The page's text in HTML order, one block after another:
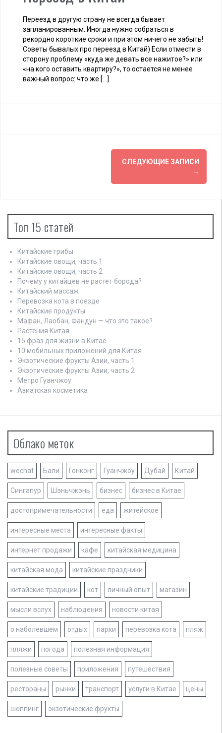
Переезд в другую страну не всегда бывает
запланированным. Иногда нужно собраться в
рекордно короткие сроки и при этом ничего не забыть!
Советы бывалых про переезд в Китай) Если отмести в
сторону проблему «куда же девать все нажитое?» или
«на кого оставить квартиру?», то остается не менее
важный вопрос: что же […]
и
г
а
ц
и
я
п
о
з
а
п
с
я
м
СЛЕДУЮЩИЕ ЗАПИСИ
→
Топ 15 статей
Китайские грибы
Китайские овощи, часть 1
Китайские овощи, часть 2
Почему у китайцев не растет борода?
Китайский массаж
Перевозка кота в поезде
Китайские продукты
Мафан, Лаобан, Фандун — что это такое?
Растения Китая
15 фраз для жизни в Китае
10 мобильных приложений для Китая
Экзотические фрукты Азии, часть 1
Экзотические фрукты Азии, часть 2
Метро Гуанчжоу
Азиатская косметика
Облако меток
wechat Бали Гонконг Гуанчжоу Дубай Китай
Сингапур Шэньчжэнь бизнес бизнес в Китае
достопримечательности еда житейское
интересные места интересные факты
интернет продажи кафе китайская медицина
китайская мода китайские праздники
китайские традиции кот личный опыт магазин
мысли вслух наблюдения новости китая
о наболевшем отдых парки перевозка кота пляж
пляжи погода полезная информация
полезные советы приложения путешествия
рестораны рынки транспорт услуги в Китае цены
шоппинг экзотические фрукты